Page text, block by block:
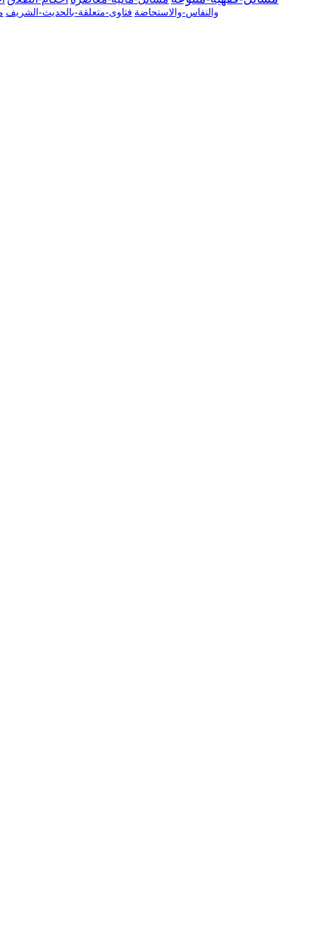
والنفاس-والاستحاضة فتاوى-متعلقة-بالحديث-الشريف